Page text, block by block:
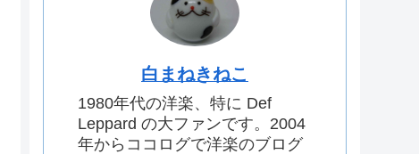
白まねきねこ
1980年代の洋楽、特に Def
Leppard の大ファンです。2004
年からココログで洋楽のブログ